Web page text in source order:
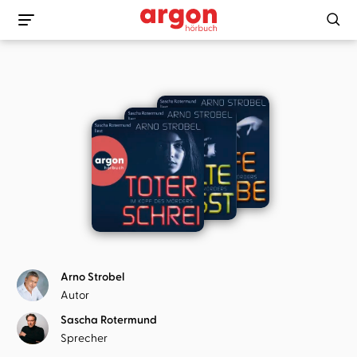
Arno Strobel
Autor
Sascha Rotermund
Sprecher